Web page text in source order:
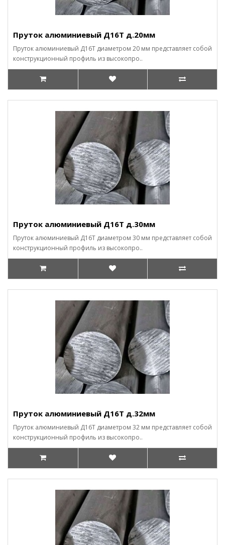
Пруток алюминиевый Д16Т д.20мм
Пруток алюминиевый Д16Т диаметром 20 мм представляет собой
конструкционный профиль из высокопро..
Пруток алюминиевый Д16Т д.30мм
Пруток алюминиевый Д16Т диаметром 30 мм представляет собой
конструкционный профиль из высокопро..
Пруток алюминиевый Д16Т д.32мм
Пруток алюминиевый Д16Т диаметром 32 мм представляет собой
конструкционный профиль из высокопро..